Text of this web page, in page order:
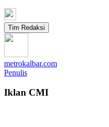
Tim Redaksi
metrokalbar.com
Penulis
Iklan CMI